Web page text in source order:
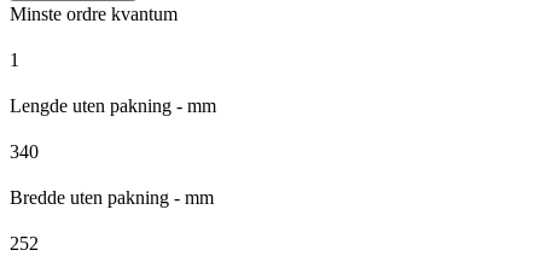
Minste ordre kvantum
1
Lengde uten pakning - mm
340
Bredde uten pakning - mm
252